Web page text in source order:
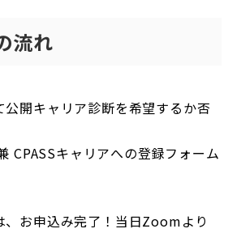
流れ
公開キャリア診断を希望するか否
CPASSキャリアへの登録フォーム
、お申込み完了！当日Zoomより